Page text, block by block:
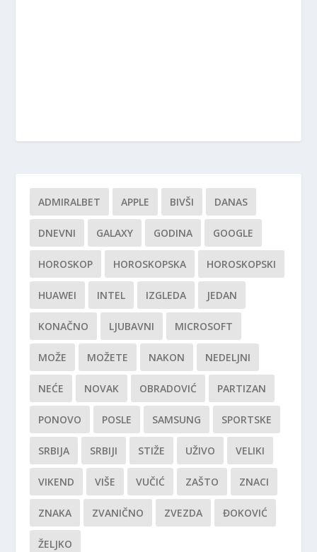
ADMIRALBET APPLE BIVŠI DANAS
DNEVNI GALAXY GODINA GOOGLE
HOROSKOP HOROSKOPSKA HOROSKOPSKI
HUAWEI INTEL IZGLEDA JEDAN
KONAČNO LJUBAVNI MICROSOFT
MOŽE MOŽETE NAKON NEDELJNI
NEĆE NOVAK OBRADOVIĆ PARTIZAN
PONOVO POSLE SAMSUNG SPORTSKE
SRBIJA SRBIJI STIŽE UŽIVO VELIKI
VIKEND VIŠE VUČIĆ ZAŠTO ZNACI
ZNAKA ZVANIČNO ZVEZDA ĐOKOVIĆ
ŽELJKO